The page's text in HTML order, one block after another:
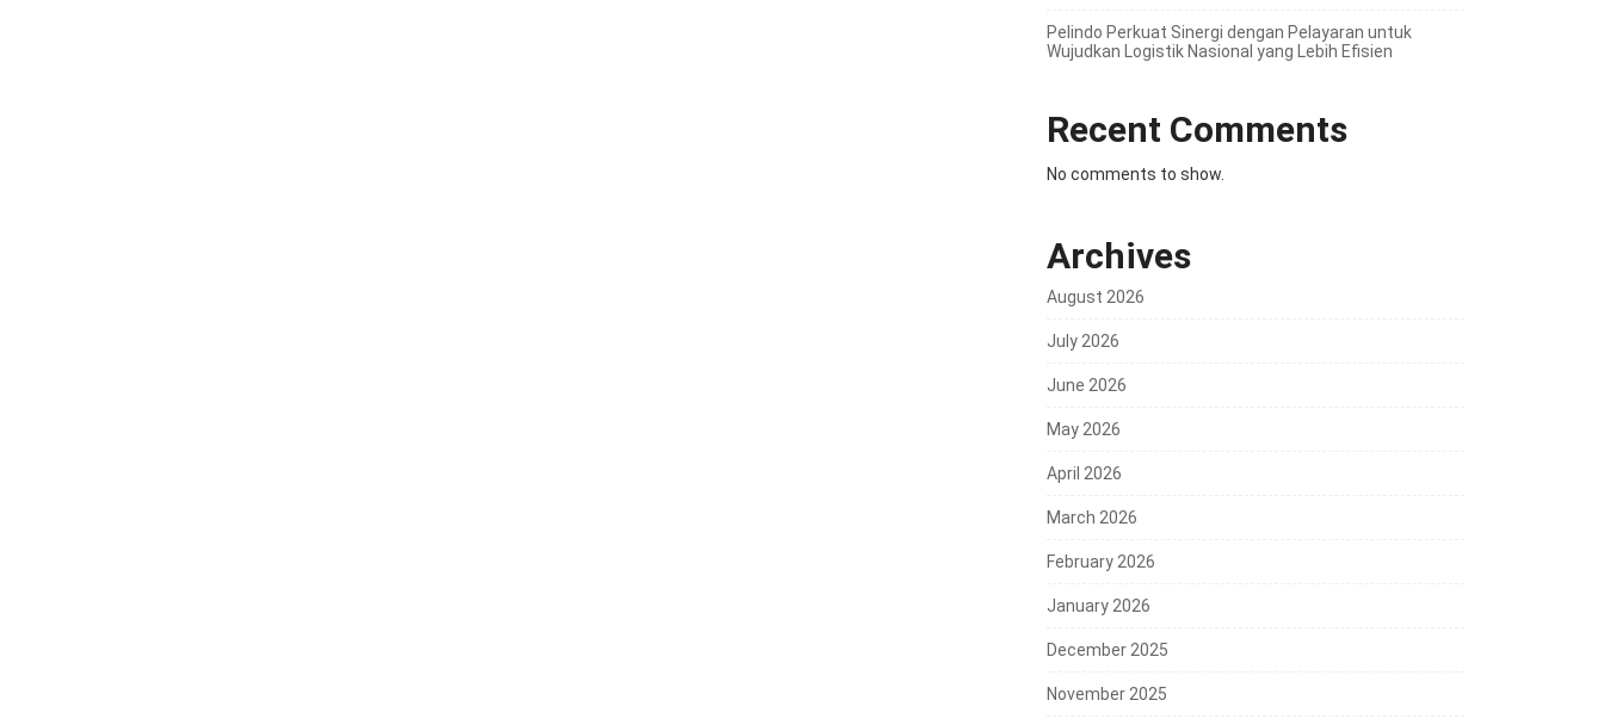
Pelindo Perkuat Sinergi dengan Pelayaran untuk
Wujudkan Logistik Nasional yang Lebih Efisien
Recent Comments
No comments to show.
Archives
August 2026
July 2026
June 2026
May 2026
April 2026
March 2026
February 2026
January 2026
December 2025
November 2025